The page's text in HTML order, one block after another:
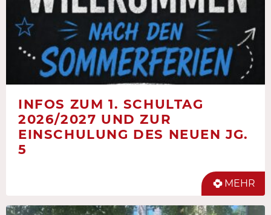
INFOS ZUM 1. SCHULTAG
2026/2027 UND ZUR
EINSCHULUNG DES NEUEN JG.
5
MEHR